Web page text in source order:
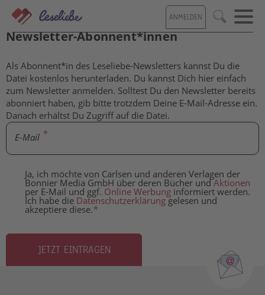
Direkt
zum
Inhalt
ANMELDEN Suche
Kostenlose Inhalte für Leseliebe-
Newsletter-Abonnent*innen
Als Abonnent*in des Leseliebe-Newsletters kannst Du die
Datei kostenlos herunterladen. Du kannst Dich hier einfach
zum Newsletter anmelden. Solltest Du den Newsletter bereits
abonniert haben, gib bitte trotzdem Deine E-Mail-Adresse ein.
Danach erhältst Du Zugriff auf die Datei.
E-Mail
Ja, ich möchte von Carlsen und anderen Verlagen der
Bonnier Media GmbH über deren Bücher undAktionen
per E-Mail und ggf. Online Werbung informiert werden.
Ich habe die Datenschutzerklärunggelesen und
akzeptiere diese.*
JETZT EINTRAGEN